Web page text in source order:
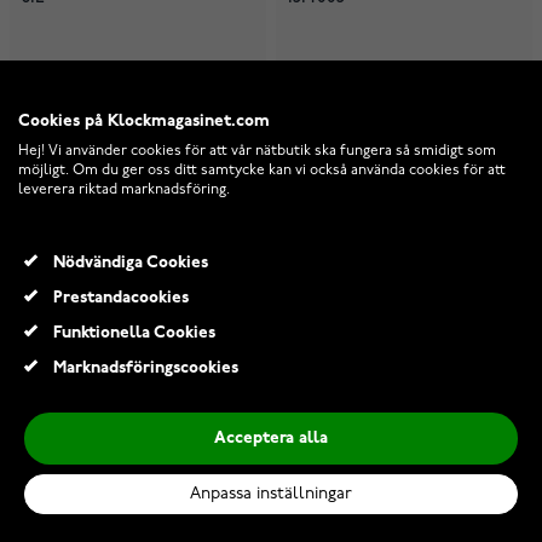
3 399,00 Kr
2 039,50 Kr
5 508,00 Kr
-40%
-40%
Cookies på Klockmagasinet.com
Hej! Vi använder cookies för att vår nätbutik ska fungera så smidigt som
möjligt. Om du ger oss ditt samtycke kan vi också använda cookies för att
leverera riktad marknadsföring.
Nödvändiga Cookies
Prestandacookies
Funktionella Cookies
Marknadsföringscookies
Acceptera alla
Anpassa inställningar